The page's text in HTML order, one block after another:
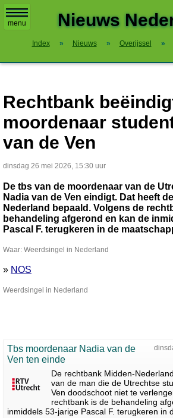
menu Nieuws
Index » Nieuws » Overijssel »
Rechtbank
moordenaar
van de Ven
dinsdag 26 mei 2026, 15:30 uur
De tbs van de moordenaar van de
Nadia van de Ven eindigt. Dat heeft
Nederland bepaald. Volgens de
behandeling afgerond en kan de
Pascal F. terugkeren in de
Waar: Weerdsingel in Nederland
» NOS
Weerdsingel in Nederland
Tbs moordenaar Nadia van de
Ven ten einde
De rechtbank Midden-
van de man die de Utrechtse
Ven doodschoot niet te
rechtbank is de behandeling
inmiddels 53-jarige Pascal F. terugkeren in